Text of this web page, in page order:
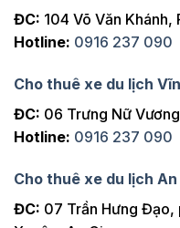
ĐC: 104 Võ Văn Khánh,
Hotline: 0916 237 090
Cho thuê xe du lịch
ĐC: 06 Trưng Nữ
Hotline: 0916 237 090
Cho thuê xe du lịch An
ĐC: 07 Trần Hưng Đạo,